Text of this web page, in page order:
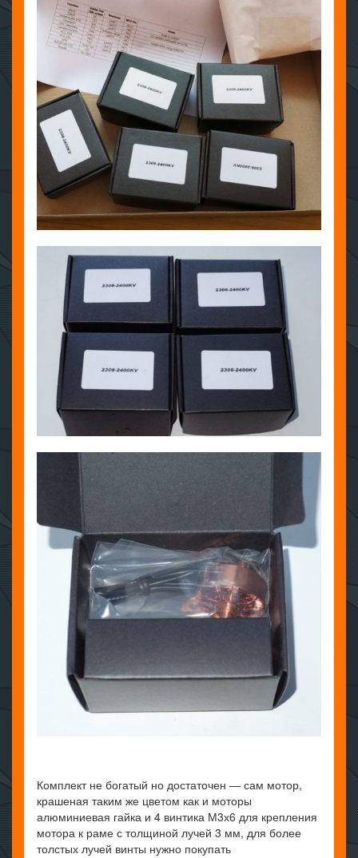
Комплект не богатый но достаточен — сам мотор,
крашеная таким же цветом как и моторы
алюминиевая гайка и 4 винтика М3х6 для крепления
мотора к раме с толщиной лучей 3 мм, для более
толстых лучей винты нужно покупать